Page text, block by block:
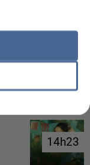
14h23
14h23